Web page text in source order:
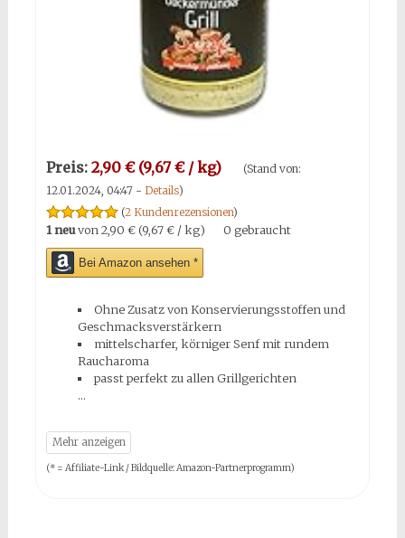
Preis: 2,90 € (9,67 € / kg)
(Stand von:
12.01.2024, 04:47 - Details)
(2 Kundenrezensionen)
1 neuvon 2,90 € (9,67 € / kg) 0 gebraucht
Bei Amazon ansehen *
Ohne Zusatz von Konservierungsstoffen und
Geschmacksverstärkern
mittelscharfer, körniger Senf mit rundem
Raucharoma
passt perfekt zu allen Grillgerichten
(* = Affiliate-Link / Bildquelle: Amazon-Partnerprogramm)